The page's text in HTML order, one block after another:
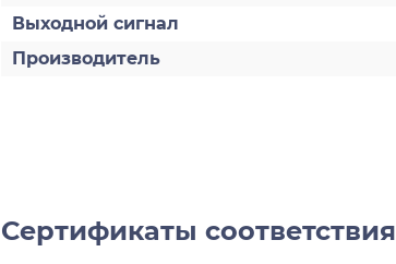
Выходной сигнал
Производитель
Сертификаты соответствия